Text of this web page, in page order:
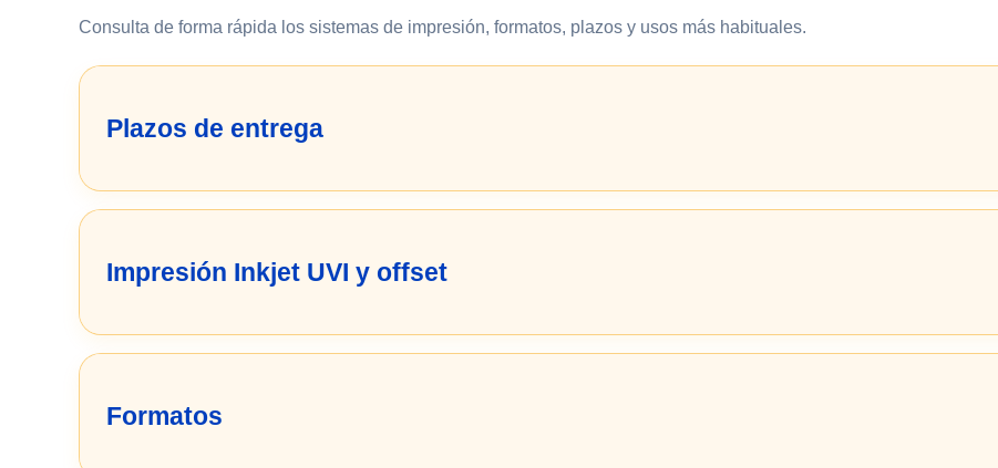
Consulta de forma rápida los sistemas de impresión, formatos, plazos y usos más habituales.
Plazos de entrega
Impresión Inkjet UVI y offset
Formatos